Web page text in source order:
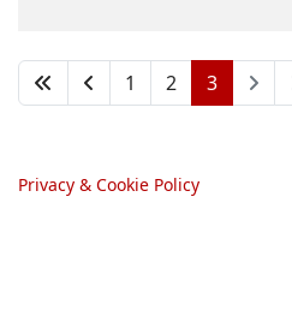
1 2 3
Privacy & Cookie Policy